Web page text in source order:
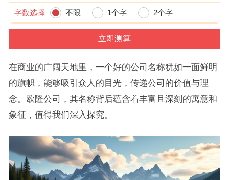
字数选择 不限 1个字 2个字
在商业的广阔天地里，一个好的公司名称犹如一面鲜明
的旗帜，能够吸引众人的目光，传递公司的价值与理
念。欧隆公司，其名称背后蕴含着丰富且深刻的寓意和
象征，值得我们深入探究。